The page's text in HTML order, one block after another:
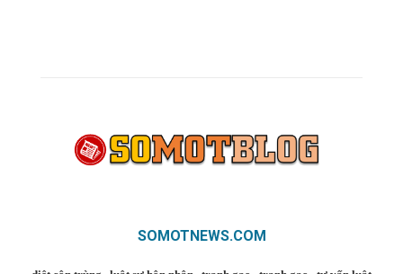
SOMOTNEWS.COM